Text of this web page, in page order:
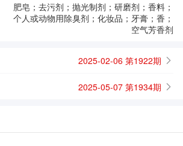
肥皂；去污剂；抛光制剂；研磨剂；香料；
个人或动物用除臭剂；化妆品；牙膏；香；
空气芳香剂
2025-02-06 第1922期
2025-05-07 第1934期